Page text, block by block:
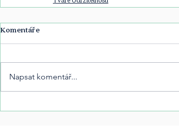
Komentáře
Napsat komentář...